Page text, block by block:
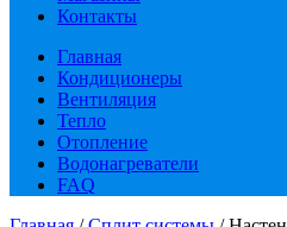
Контакты
Главная
Кондиционеры
Вентиляция
Тепло
Отопление
Водонагреватели
FAQ